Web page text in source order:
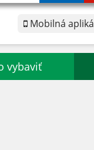
Mobilná
vybaviť